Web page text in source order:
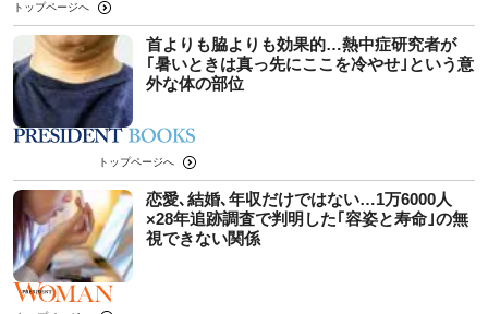
トップページへ
首よりも脇よりも効果的…熱中症研究者が
｢暑いときは真っ先にここを冷やせ｣という意
外な体の部位
トップページへ
恋愛､結婚､年収だけではない…1万6000人
×28年追跡調査で判明した｢容姿と寿命｣の無
視できない関係